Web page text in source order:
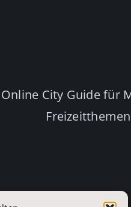
Online City Guide für